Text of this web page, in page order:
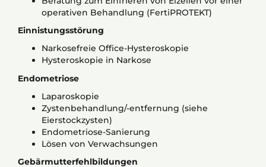
operativen Behandlung (FertiPROTEKT)
Einnistungsstörung
Narkosefreie Office-Hysteroskopie
Hysteroskopie in Narkose
Endometriose
Laparoskopie
Zystenbehandlung/-entfernung (siehe
Eierstockzysten)
Endometriose-Sanierung
Lösen von Verwachsungen
Gebärmutterfehlbildungen